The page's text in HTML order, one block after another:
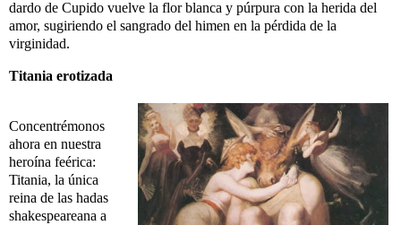
dardo de Cupido vuelve la flor blanca y púrpura con la herida del
amor, sugiriendo el sangrado del himen en la pérdida de la
virginidad.
Titania erotizada
Concentrémonos
ahora en nuestra
heroína feérica:
Titania, la única
reina de las hadas
shakespeareana a